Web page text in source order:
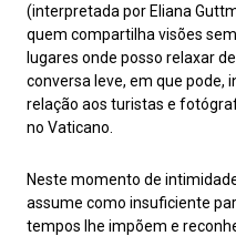
(interpretada por Eliana
quem compartilha visões
lugares onde posso relaxar
conversa leve, em que pode,
relação aos turistas e
no Vaticano.
Neste momento de
assume como insuficiente
tempos lhe impõem e